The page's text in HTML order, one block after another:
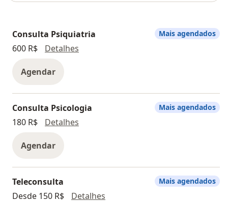
Consulta Psiquiatria
600 R$
Detalhes
Agendar
Mais agendados
Consulta Psicologia
180 R$
Detalhes
Agendar
Mais agendados
Teleconsulta
Desde 150 R$
Detalhes
Mais agendados